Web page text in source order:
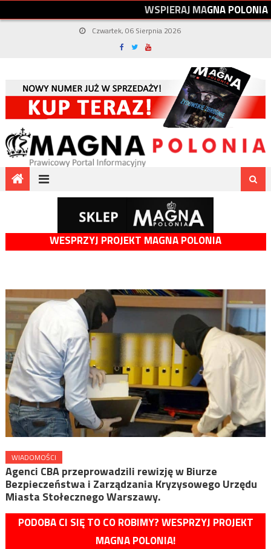
WSPIERAJMAGNAPOLONIA
Czwartek, 06 Sierpnia 2026
WESPRZYJ PROJEKT MAGNA POLONIA
WIADOMOŚCI
Agenci CBA przeprowadzili rewizję w Biurze
Bezpieczeństwa i Zarządzania Kryzysowego Urzędu
Miasta Stołecznego Warszawy.
PODOBA CI SIĘ TO CO ROBIMY? WESPRZYJ PROJEKT
MAGNA POLONIA!